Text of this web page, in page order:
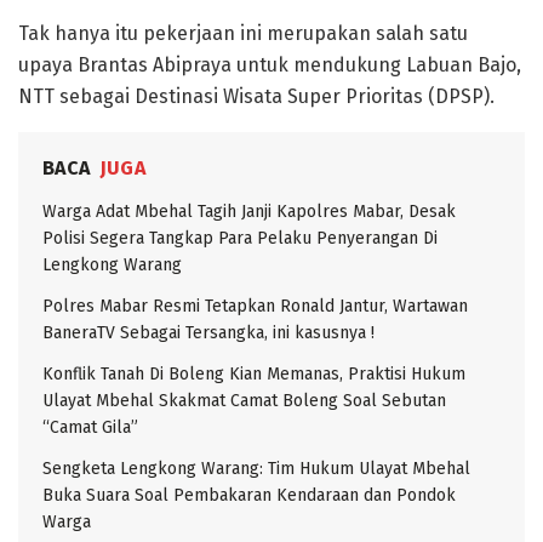
Tak hanya itu pekerjaan ini merupakan salah satu
upaya Brantas Abipraya untuk mendukung Labuan Bajo,
NTT sebagai Destinasi Wisata Super Prioritas (DPSP).
BACA JUGA
Warga Adat Mbehal Tagih Janji Kapolres Mabar, Desak
Polisi Segera Tangkap Para Pelaku Penyerangan Di
Lengkong Warang
Polres Mabar Resmi Tetapkan Ronald Jantur, Wartawan
BaneraTV Sebagai Tersangka, ini kasusnya !
Konflik Tanah Di Boleng Kian Memanas, Praktisi Hukum
Ulayat Mbehal Skakmat Camat Boleng Soal Sebutan
“Camat Gila”
Sengketa Lengkong Warang: Tim Hukum Ulayat Mbehal
Buka Suara Soal Pembakaran Kendaraan dan Pondok
Warga